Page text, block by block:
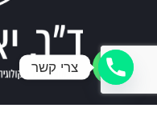
צרי קשר